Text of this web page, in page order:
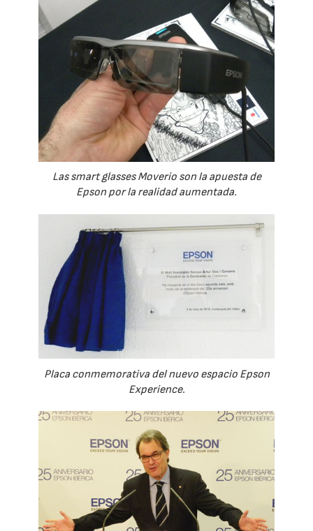
Las smart glasses Moverio son la apuesta de
Epson por la realidad aumentada.
Placa conmemorativa del nuevo espacio Epson
Experience.